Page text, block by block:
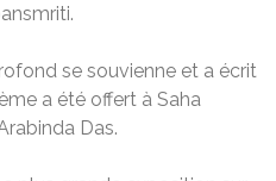
se souvienne et a écrit
a été offert à Saha
Das.